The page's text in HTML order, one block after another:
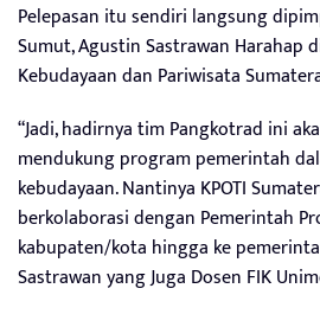
Pelepasan itu sendiri langsung
Sumut, Agustin Sastrawan Harahap
Kebudayaan dan Pariwisata
“Jadi, hadirnya tim Pangkotrad ini
mendukung program pemerintah
kebudayaan. Nantinya KPOTI
berkolaborasi dengan Pemerintah
kabupaten/kota hingga ke
Sastrawan yang Juga Dosen FIK